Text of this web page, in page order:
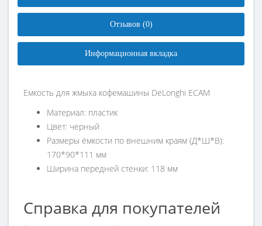
Отзывов (0)
Информационная вкладка
Емкость для жмыха кофемашины DeLonghi ECAM
Материал: пластик
Цвет: черный
Размеры ёмкости по внешним краям (Д*Ш*В):
170*90*111 мм
Ширина передней стенки: 118 мм
Справка для покупателей